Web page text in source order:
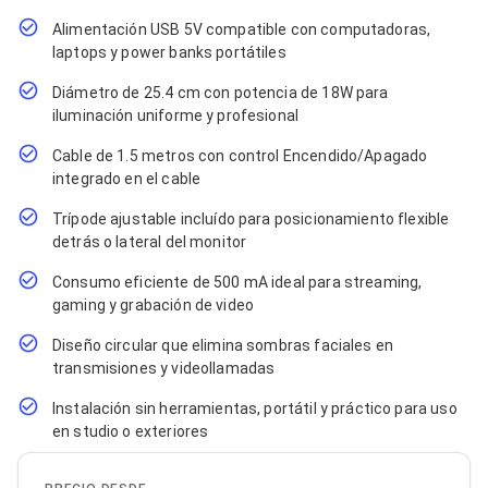
Cables Coaxiales
Accesorios para Cables
Jacks de Red
Conectores
Tapas y Cajas
Pinzas Ponchadoras
Probadores de Cable
Protectores para Cables
Cables para Impresoras
Cableado Estructurado
Sujetadores de Cables
Cinchos
Adaptadores
Adaptadores PC
Adaptadores PC USB
Adaptadores PC Serial
Adaptadores PC SATA
Adaptadores PC IDE
Adaptadores PC Teclado
Alimentación USB 5V compatible con computadoras,
laptops y power banks portátiles
Diámetro de 25.4 cm con potencia de 18W para
iluminación uniforme y profesional
Cable de 1.5 metros con control Encendido/Apagado
integrado en el cable
Trípode ajustable incluído para posicionamiento flexible
detrás o lateral del monitor
Consumo eficiente de 500 mA ideal para streaming,
gaming y grabación de video
Diseño circular que elimina sombras faciales en
transmisiones y videollamadas
Instalación sin herramientas, portátil y práctico para uso
en studio o exteriores